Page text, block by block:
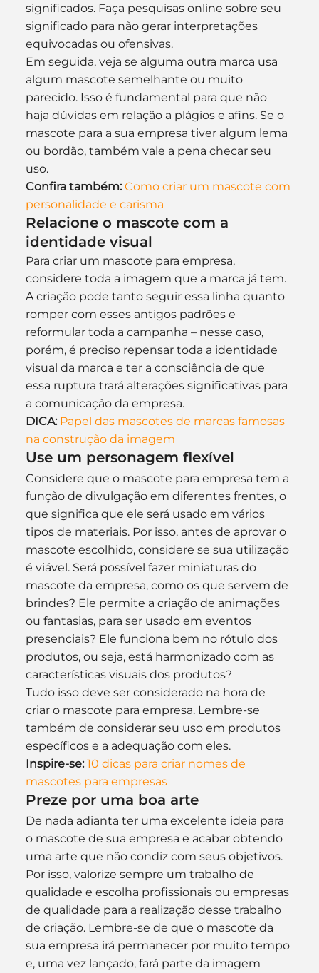
significados. Faça pesquisas online sobre seu
significado para não gerar interpretações
equivocadas ou ofensivas.
Em seguida, veja se alguma outra marca usa
algum mascote semelhante ou muito
parecido. Isso é fundamental para que não
haja dúvidas em relação a plágios e afins. Se o
mascote para a sua empresa tiver algum lema
ou bordão, também vale a pena checar seu
uso.
Confira também: Como criar um mascote com
personalidade e carisma
Relacione o mascote com a
identidade visual
Para criar um mascote para empresa,
considere toda a imagem que a marca já tem.
A criação pode tanto seguir essa linha quanto
romper com esses antigos padrões e
reformular toda a campanha – nesse caso,
porém, é preciso repensar toda a identidade
visual da marca e ter a consciência de que
essa ruptura trará alterações significativas para
a comunicação da empresa.
DICA: Papel das mascotes de marcas famosas
na construção da imagem
Use um personagem flexível
Considere que o mascote para empresa tem a
função de divulgação em diferentes frentes, o
que significa que ele será usado em vários
tipos de materiais. Por isso, antes de aprovar o
mascote escolhido, considere se sua utilização
é viável. Será possível fazer miniaturas do
mascote da empresa, como os que servem de
brindes? Ele permite a criação de animações
ou fantasias, para ser usado em eventos
presenciais? Ele funciona bem no rótulo dos
produtos, ou seja, está harmonizado com as
características visuais dos produtos?
Tudo isso deve ser considerado na hora de
criar o mascote para empresa. Lembre-se
também de considerar seu uso em produtos
específicos e a adequação com eles.
Inspire-se: 10 dicas para criar nomes de
mascotes para empresas
Preze por uma boa arte
De nada adianta ter uma excelente ideia para
o mascote de sua empresa e acabar obtendo
uma arte que não condiz com seus objetivos.
Por isso, valorize sempre um trabalho de
qualidade e escolha profissionais ou empresas
de qualidade para a realização desse trabalho
de criação. Lembre-se de que o mascote da
sua empresa irá permanecer por muito tempo
e, uma vez lançado, fará parte da imagem